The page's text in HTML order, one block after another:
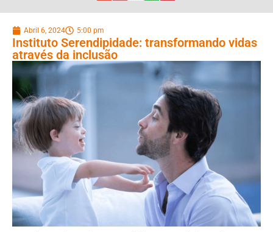
Abril 6, 2024 5:00 pm
Instituto Serendipidade: transformando vidas
através da inclusão